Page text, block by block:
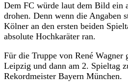
Dem FC würde laut dem Bild ein
drohen. Denn wenn die Angaben
Kölner an den ersten beiden
absolute Hochkaräter ran.
Für die Truppe von René Wagner
Leipzig und dann am 2. Spieltag
Rekordmeister Bayern München.